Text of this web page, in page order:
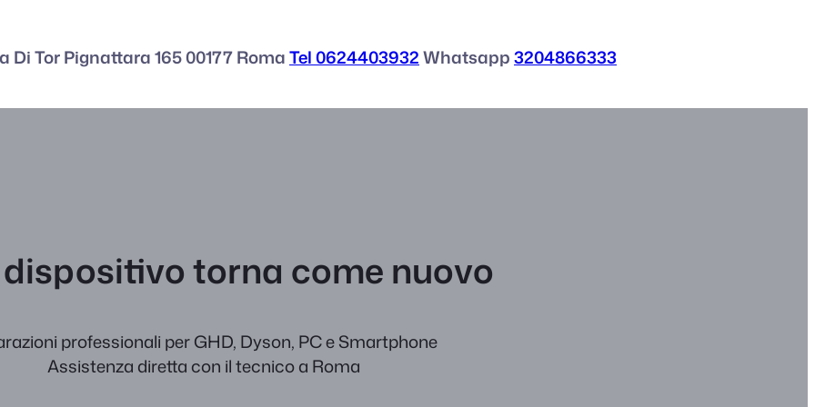
Di Tor Pignattara 165 00177 RomaTel 0624403932Whatsapp3204866333
torna come nuovo
professionali per GHD, Dyson, PC e Smartphone
Assistenza diretta con il tecnico a Roma